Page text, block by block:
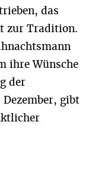
das
zur Tradition.
ihre Wünsche
der
gibt